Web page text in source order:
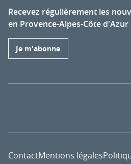
Recevez régulièrement les
en Provence-Alpes-Côte d'Azur
Je m'abonne
ContactMentions légales